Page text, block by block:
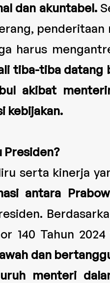
dan akuntabel.
harus
tiba-tiba datang
akibat
kebijakan.
Presiden?
serta kinerja
antara
140 Tahun
dan
menteri